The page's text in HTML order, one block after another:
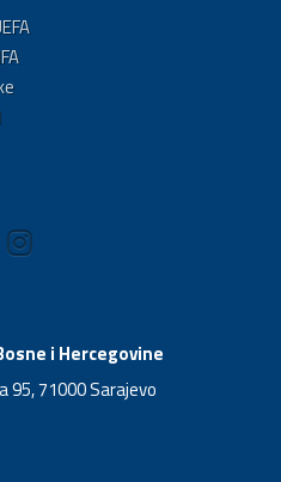
i Hercegovine
95, 71000 Sarajevo